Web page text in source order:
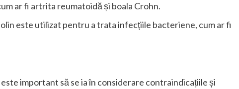
ar fi artrita reumatoidă și boala Crohn.
este utilizat pentru a trata infecțiile bacteriene, cum ar fi
important să se ia în considerare contraindicațiile și